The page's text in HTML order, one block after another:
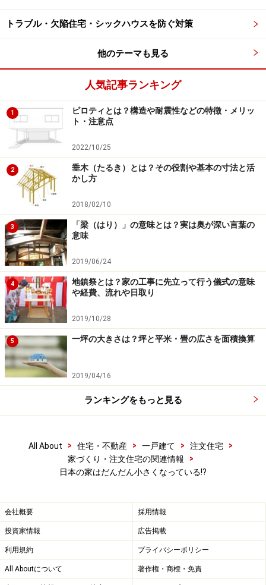
坪単価は一度上昇してから2012年に78.3万円まで下降。その
後、大幅に上昇しています
このように建築費が上昇傾向であるのに対し、注文住宅
ていません。864万円（2005年度）だった年収は890万
円（2007年度）をピークに下降し、2010年度には807万
円とこの10年で最低を記録。2014年度は851万円と少し
盛り返している状況です。
807万円と年収が最も低かった2010年度の建築費は3148万
円。年収の増えない状況でやりくりしていることが想像でき
ます
理由3 住宅ローンの負担を抑制するため
3つめの理由は、経済的な理由です。
長く年収が伸びないにも関わらず、建築費が上昇して厳
しい状況が続いているのは、ここまで紹介した通りで
った自己資金は1857万円（2007年度）を境に減少に転じ
て、1480万円（2014年度）に。一方で、2948万円
（2005年度）だった借入金は少しずつ増加し、3540万円
住宅ローンの負担を抑えるために、家を小さく（適正な
広さに？）してでも建築費を抑えたいという気持ちが働
いたという想像もできます。
トラブル・欠陥住宅・シックハウスを防ぐ対策
他のテーマも見る
人気記事ランキング
1
ピロティとは？構造や耐震性などの特徴・メリッ
ト・注意点
2022/10/25
2
垂木（たるき）とは？その役割や基本の寸法と活
かし方
2018/02/10
3
「梁（はり）」の意味とは？実は奥が深い言葉の
意味
2019/06/24
4
地鎮祭とは？家の工事に先立って行う儀式の意味
や経費、流れや日取り
2019/10/28
5 一坪の大きさは？坪と平米・畳の広さを面積換算
2019/04/16
ランキングをもっと見る
All About > 住宅・不動産 > 一戸建て > 注文住宅
>
家づくり・注文住宅の関連情報
>
日本の家はだんだん小さくなっている!?
会社概要 採用情報
投資家情報 広告掲載
利用規約 プライバシーポリシー
All Aboutについて 著作権・商標・免責